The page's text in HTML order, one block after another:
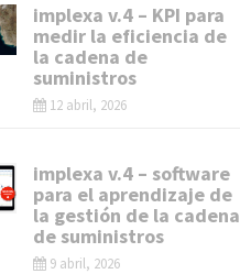
implexa v.4 – KPI para
medir la eficiencia de
la cadena de
suministros
12 abril, 2026
implexa v.4 – software
para el aprendizaje de
la gestión de la cadena
de suministros
9 abril, 2026